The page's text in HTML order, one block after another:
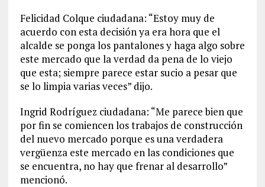
Felicidad Colque ciudadana: “Estoy muy de
acuerdo con esta decisión ya era hora que el
alcalde se ponga los pantalones y haga algo sobre
este mercado que la verdad da pena de lo viejo
que esta; siempre parece estar sucio a pesar que
se lo limpia varias veces” dijo.
Ingrid Rodríguez ciudadana: “Me parece bien que
por fin se comiencen los trabajos de construcción
del nuevo mercado porque es una verdadera
vergüenza este mercado en las condiciones que
se encuentra, no hay que frenar al desarrollo”
mencionó.